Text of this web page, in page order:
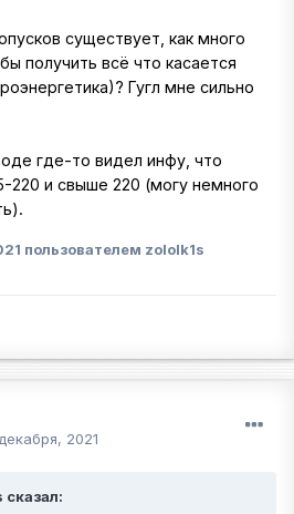
существует, как много
получить всё что касается
Гугл мне сильно
где-то видел инфу, что
220 и свыше 220 (могу немного
пользователем zololk1s
2021
сказал: